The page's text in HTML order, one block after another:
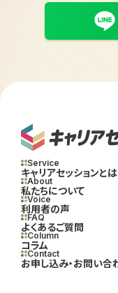
Service
キャリアセッションとは
About
私たちについて
Voice
利用者の声
FAQ
よくあるご質問
Column
コラム
Contact
お申し込み・お問い合